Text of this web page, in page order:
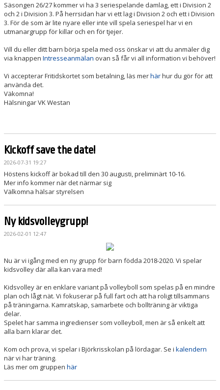
Säsongen 26/27 kommer vi ha 3 seriespelande damlag, ett i Division 2
och 2 i Division 3. På herrsidan har vi ett lag i Division 2 och ett i Division
3. För de som är lite nyare eller inte vill spela seriespel har vi en
utmanargrupp för killar och en för tjejer.
Vill du eller ditt barn börja spela med oss önskar vi att du anmäler dig
via knappen Intresseanmälan ovan så får vi all information vi behöver!
Vi accepterar Fritidskortet som betalning, läs merhärhur du gör för att
använda det.
Väkomna!
Hälsningar VK Westan
Kickoff save the date!
2026-07-31 19:27
Höstens kickoff är bokad till den 30 augusti, preliminärt 10-16.
Mer info kommer när det närmar sig
Välkomna hälsar styrelsen
Ny kidsvolleygrupp!
2026-02-01 12:47
Nu är vi igång med en ny grupp för barn födda 2018-2020. Vi spelar
kidsvolley där alla kan vara med!
Kidsvolley är en enklare variant på volleyboll som spelas på en mindre
plan och lågt nät. Vi fokuserar på full fart och att ha roligt tillsammans
på träningarna. Kamratskap, samarbete och bollträning är viktiga
delar.
Spelet har samma ingredienser som volleyboll, men är så enkelt att
alla barn klarar det.
Kom och prova, vi spelar i Björkrisskolan på lördagar. Se i kalendern
när vi har träning.
Läs mer om gruppen här